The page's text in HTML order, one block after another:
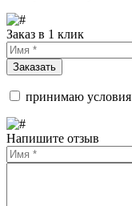
Заказ в 1 клик
Заказать
принимаю условия
Напишите отзыв